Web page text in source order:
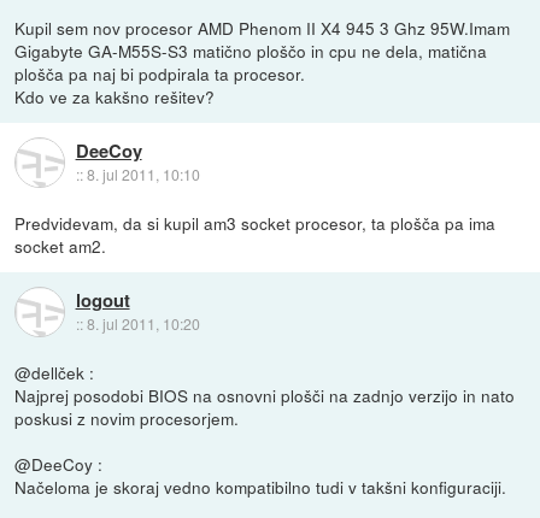
Kupil sem nov procesor AMD Phenom II X4 945 3 Ghz 95W.Imam
Gigabyte GA-M55S-S3 matično ploščo in cpu ne dela, matična
plošča pa naj bi podpirala ta procesor.
Kdo ve za kakšno rešitev?
DeeCoy
::8. jul 2011, 10:10
Predvidevam, da si kupil am3 socket procesor, ta plošča pa ima
socket am2.
logout
::8. jul 2011, 10:20
@dellček :
Najprej posodobi BIOS na osnovni plošči na zadnjo verzijo in nato
poskusi z novim procesorjem.
@DeeCoy :
Načeloma je skoraj vedno kompatibilno tudi v takšni konfiguraciji.